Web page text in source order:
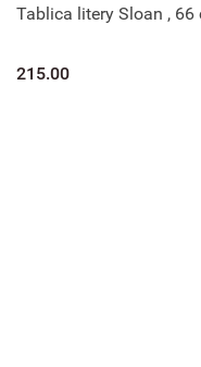
Tablica litery Sloan , 66
215.00